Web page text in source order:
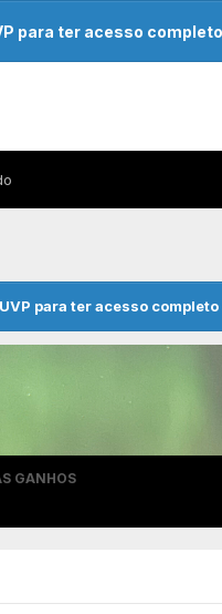
para ter acesso
para ter acesso
GANHOS